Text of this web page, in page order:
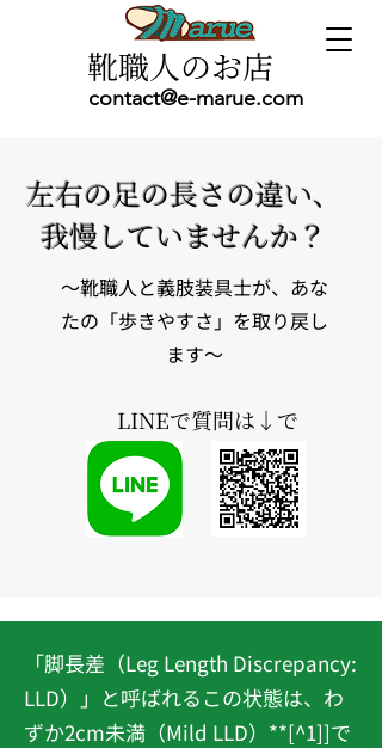
contact@e-marue.com
靴職人のお店
左右の足の長さの違い、
我慢していませんか？
〜靴職人と義肢装具士が、あな
たの「歩きやすさ」を取り戻し
ます〜
LINEで質問は↓で
「脚長差（Leg Length Discrepancy:
LLD）」と呼ばれるこの状態は、わ
ずか2cm未満（Mild LLD）**[^1]]で